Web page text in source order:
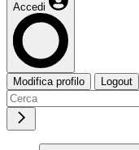
Accedi
Modifica profilo Logout